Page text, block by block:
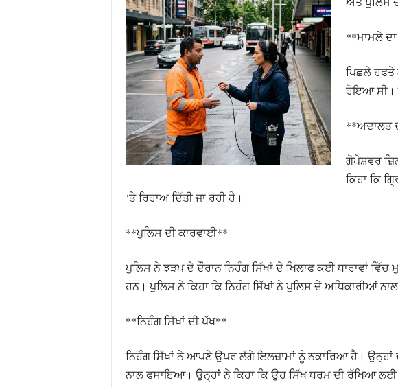
**ਮਾਮਲੇ
ਪਿਛਲੇ ਹਫਤੇ
ਹੋਇਆ ਸੀ।
**ਅਦਾਲਤ
ਗੋਪੇਸ਼ਵਰ
ਕਿਹਾ ਕਿ
‘ਤੇ ਰਿਹਾਅ ਦਿੱਤੀ ਜਾ ਰਹੀ ਹੈ।
**ਪੁਲਿਸ ਦੀ ਕਾਰਵਾਈ**
ਪੁਲਿਸ ਨੇ ਝੜਪ ਦੇ ਦੌਰਾਨ ਨਿਹੰਗ ਸਿੱਖਾਂ ਦੇ ਖਿਲਾਫ ਕਈ ਧਾਰਾਵਾਂ
ਹਨ। ਪੁਲਿਸ ਨੇ ਕਿਹਾ ਕਿ ਨਿਹੰਗ ਸਿੱਖਾਂ ਨੇ ਪੁਲਿਸ ਦੇ ਅਧਿਕਾਰੀਆਂ
**ਨਿਹੰਗ ਸਿੱਖਾਂ ਦੀ ਪੱਖ**
ਨਿਹੰਗ ਸਿੱਖਾਂ ਨੇ ਆਪਣੇ ਉਪਰ ਲੱਗੇ ਇਲਜ਼ਾਮਾਂ ਨੂੰ ਨਕਾਰਿਆ ਹੈ। ਉਨ੍ਹਾਂ
ਨਾਲ ਫਸਾਇਆ। ਉਨ੍ਹਾਂ ਨੇ ਕਿਹਾ ਕਿ ਉਹ ਸਿੱਖ ਧਰਮ ਦੀ ਰੱਖਿਆ ਲਈ